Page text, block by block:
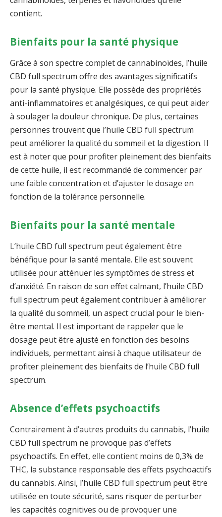
contient.
Bienfaits pour la santé physique
Grâce à son spectre complet de cannabinoïdes, l’huile
CBD full spectrum offre des avantages significatifs
pour la santé physique. Elle possède des propriétés
anti-inflammatoires et analgésiques, ce qui peut aider
à soulager la douleur chronique. De plus, certaines
personnes trouvent que l’huile CBD full spectrum
peut améliorer la qualité du sommeil et la digestion. Il
est à noter que pour profiter pleinement des bienfaits
de cette huile, il est recommandé de commencer par
une faible concentration et d’ajuster le dosage en
fonction de la tolérance personnelle.
Bienfaits pour la santé mentale
L’huile CBD full spectrum peut également être
bénéfique pour la santé mentale. Elle est souvent
utilisée pour atténuer les symptômes de stress et
d’anxiété. En raison de son effet calmant, l’huile CBD
full spectrum peut également contribuer à améliorer
la qualité du sommeil, un aspect crucial pour le bien-
être mental. Il est important de rappeler que le
dosage peut être ajusté en fonction des besoins
individuels, permettant ainsi à chaque utilisateur de
profiter pleinement des bienfaits de l’huile CBD full
spectrum.
Absence d’effets psychoactifs
Contrairement à d’autres produits du cannabis, l’huile
CBD full spectrum ne provoque pas d’effets
psychoactifs. En effet, elle contient moins de 0,3% de
THC, la substance responsable des effets psychoactifs
du cannabis. Ainsi, l’huile CBD full spectrum peut être
utilisée en toute sécurité, sans risquer de perturber
les capacités cognitives ou de provoquer une